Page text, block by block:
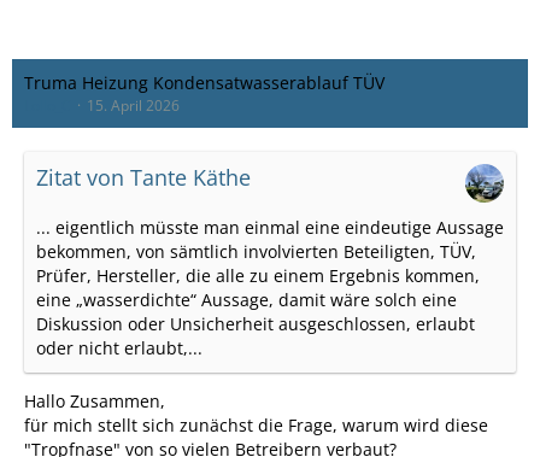
Truma Heizung Kondensatwasserablauf TÜV
15. April 2026
Zitat von Tante Käthe
... eigentlich müsste man einmal eine eindeutige Aussage
bekommen, von sämtlich involvierten Beteiligten, TÜV,
Prüfer, Hersteller, die alle zu einem Ergebnis kommen,
eine „wasserdichte“ Aussage, damit wäre solch eine
Diskussion oder Unsicherheit ausgeschlossen, erlaubt
oder nicht erlaubt,...
Hallo Zusammen,
für mich stellt sich zunächst die Frage, warum wird diese
"Tropfnase" von so vielen Betreibern verbaut?